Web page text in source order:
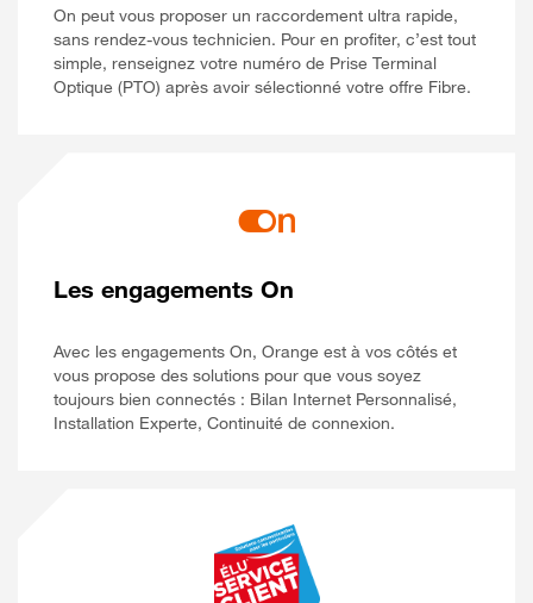
On peut vous proposer un raccordement ultra rapide,
sans rendez-vous technicien. Pour en profiter, c’est tout
simple, renseignez votre numéro de Prise Terminal
Optique (PTO) après avoir sélectionné votre offre Fibre.
Les engagements On
Avec les engagements On, Orange est à vos côtés et
vous propose des solutions pour que vous soyez
toujours bien connectés : Bilan Internet Personnalisé,
Installation Experte, Continuité de connexion.